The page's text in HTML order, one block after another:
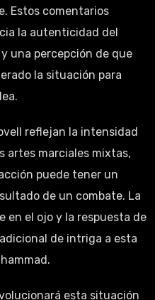
Estos comentarios
la autenticidad del
una percepción de que
la situación para
reflejan la intensidad
artes marciales mixtas,
puede tener un
de un combate. La
en el ojo y la respuesta de
de intriga a esta
esta situación